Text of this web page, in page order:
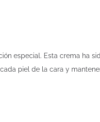
especial. Esta crema ha
piel de la cara y